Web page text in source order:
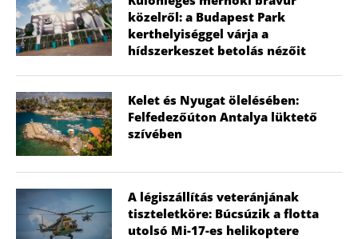
közelről: a Budapest Park
kerthelyiséggel várja a
hídszerkeszet betolás nézőit
Kelet és Nyugat ölelésében:
Felfedezőúton Antalya lüktető
szívében
A légiszállítás veteránjának
tiszteletköre: Búcsúzik a flotta
utolsó Mi-17-es helikoptere